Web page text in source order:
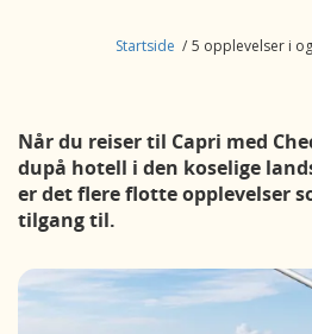
Startside 5 opplevelser i
Når du reiser til Capri med
dupå hotell i den koselige
er det flere flotte opplevelser
tilgang til.